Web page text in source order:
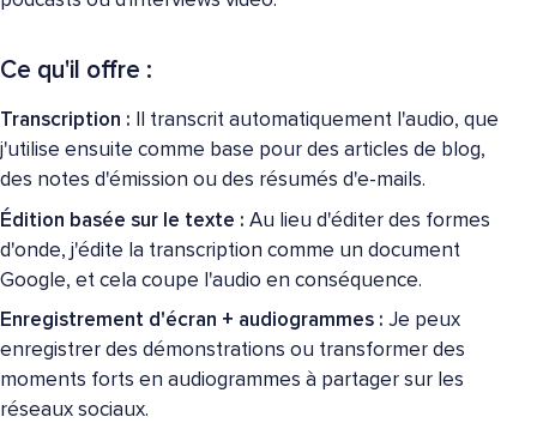
Ce qu'il offre :
Transcription : Il transcrit automatiquement l'audio, que
j'utilise ensuite comme base pour des articles de blog,
des notes d'émission ou des résumés d'e-mails.
Édition basée sur le texte : Au lieu d'éditer des formes
d'onde, j'édite la transcription comme un document
Google, et cela coupe l'audio en conséquence.
Enregistrement d'écran + audiogrammes : Je peux
enregistrer des démonstrations ou transformer des
moments forts en audiogrammes à partager sur les
réseaux sociaux.